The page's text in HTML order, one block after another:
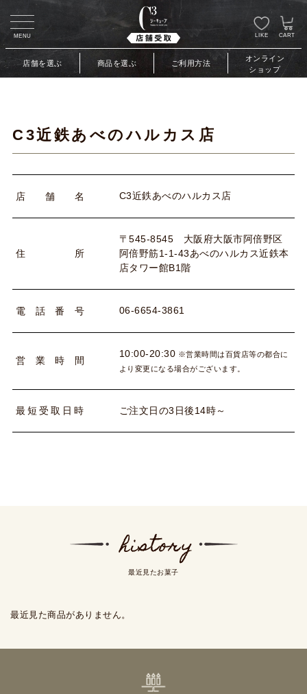
MENU LIKE CART
店舗を選ぶ 商品を選ぶ ご利用方法
オンライン
ショップ
C3近鉄あべのハルカス店
店 舗 名 C3近鉄あべのハルカス店
住 所
〒545-8545 大阪府大阪市阿倍野区
阿倍野筋1-1-43あべのハルカス近鉄本
店タワー館B1階
電 話 番 号 06-6654-3861
営 業 時 間
10:00-20:30 ※営業時間は百貨店等の都合に
より変更になる場合がございます。
最短 受 取 日 時 ご注文日の3日後14時～
最近見たお菓子
最近見た商品がありません。